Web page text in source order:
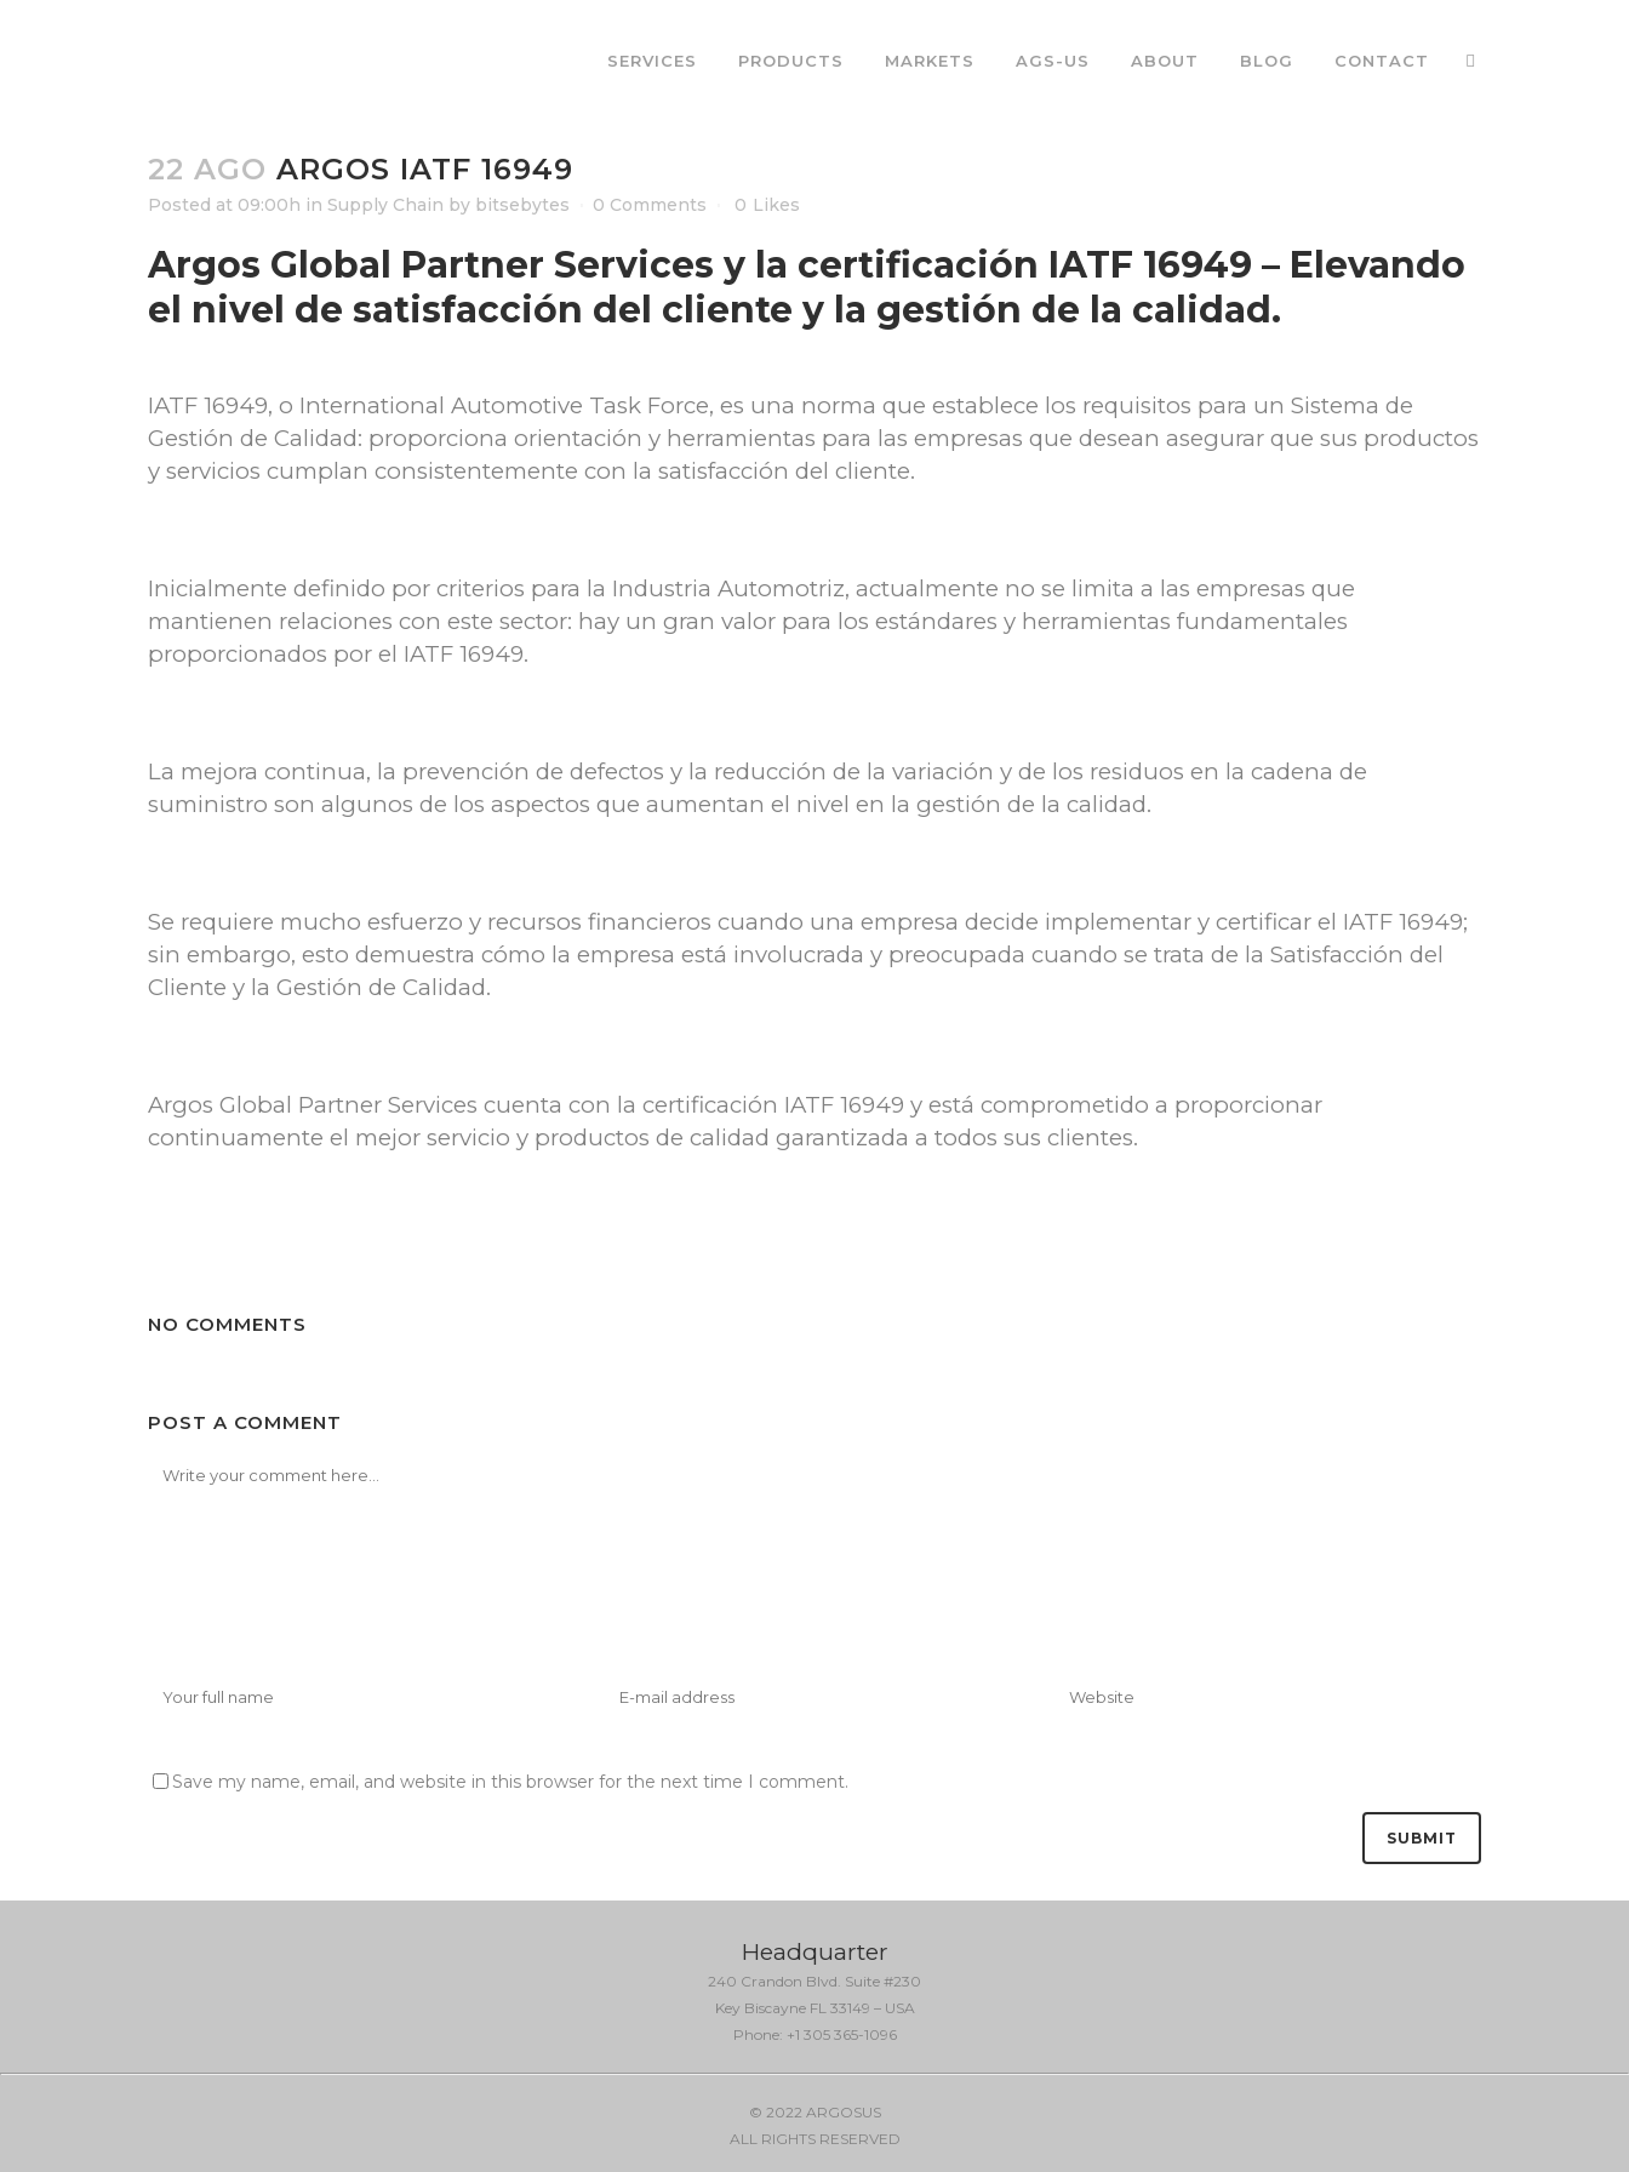
SERVICES PRODUCTS MARKETS AGS-US ABOUT BLOG CONTACT
22 AGO ARGOS IATF 16949
Posted at 09:00h in Supply Chain by bitsebytes 0 Comments 0 Likes
Argos Global Partner Services y la certificación IATF 16949 – Elevando
el nivel de satisfacción del cliente y la gestión de la calidad.
IATF 16949, o International Automotive Task Force, es una norma que establece los requisitos para un Sistema de
Gestión de Calidad: proporciona orientación y herramientas para las empresas que desean asegurar que sus productos
y servicios cumplan consistentemente con la satisfacción del cliente.
Inicialmente definido por criterios para la Industria Automotriz, actualmente no se limita a las empresas que
mantienen relaciones con este sector: hay un gran valor para los estándares y herramientas fundamentales
proporcionados por el IATF 16949.
La mejora continua, la prevención de defectos y la reducción de la variación y de los residuos en la cadena de
suministro son algunos de los aspectos que aumentan el nivel en la gestión de la calidad.
Se requiere mucho esfuerzo y recursos financieros cuando una empresa decide implementar y certificar el IATF 16949;
sin embargo, esto demuestra cómo la empresa está involucrada y preocupada cuando se trata de la Satisfacción del
Cliente y la Gestión de Calidad.
Argos Global Partner Services cuenta con la certificación IATF 16949 y está comprometido a proporcionar
continuamente el mejor servicio y productos de calidad garantizada a todos sus clientes.
NO COMMENTS
POST A COMMENT
Save my name, email, and website in this browser for the next time I comment.
Headquarter
240 Crandon Blvd. Suite #230
Key Biscayne FL 33149 – USA
Phone: +1 305 365-1096
© 2022 ARGOSUS
ALL RIGHTS RESERVED